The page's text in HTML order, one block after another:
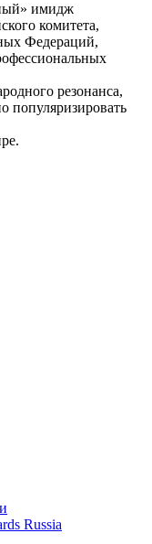
имидж
комитета,
Федераций,
резонанса,
популяризировать
Russia